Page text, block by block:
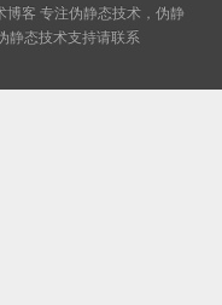
博客 专注伪静态技术，伪静
静态技术支持请联系